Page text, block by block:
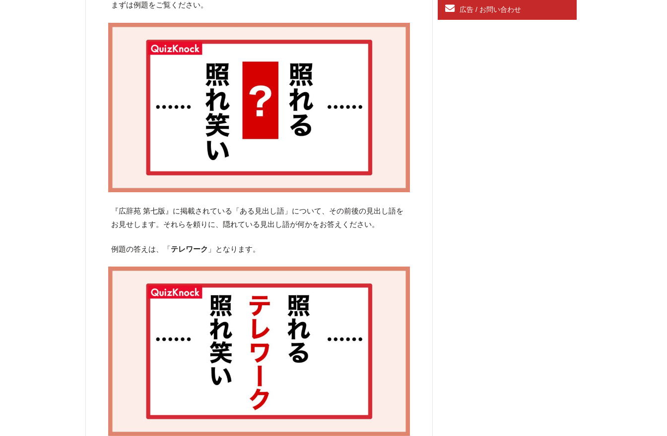
まずは例題をご覧ください。
『広辞苑 第七版』に掲載されている「ある見出し語」について、その前後の見出し語を
お見せします。それらを頼りに、隠れている見出し語が何かをお答えください。
例題の答えは、「テレワーク 」となります。
広告 / お問い合わせ